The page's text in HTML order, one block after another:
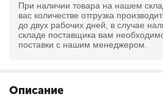
При наличии товара на нашем
вас количестве отгрузка
до двух рабочих дней, в случае
складе поставщика вам
поставки с нашим менеджером.
Описание